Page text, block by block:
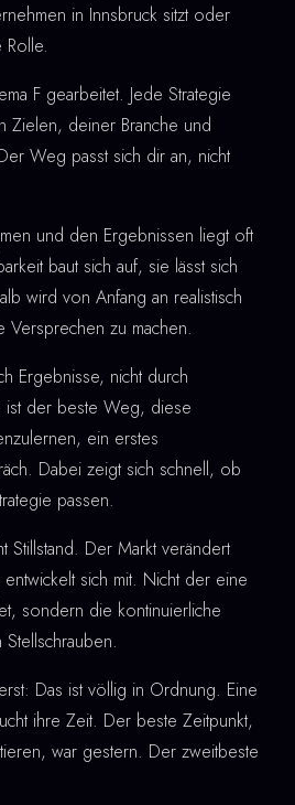
in Innsbruck sitzt oder
F gearbeitet. Jede Strategie
Zielen, deiner Branche und
Weg passt sich dir an, nicht
und den Ergebnissen liegt oft
baut sich auf, sie lässt sich
wird von Anfang an realistisch
Versprechen zu machen.
Ergebnisse, nicht durch
ist der beste Weg, diese
ein erstes
Dabei zeigt sich schnell, ob
passen.
Stillstand. Der Markt verändert
sich mit. Nicht der eine
sondern die kontinuierliche
Das ist völlig in Ordnung. Eine
ihre Zeit. Der beste Zeitpunkt,
war gestern. Der zweitbeste